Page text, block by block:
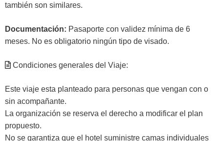
también son similares.
Documentación: Pasaporte con validez mínima de 6
meses. No es obligatorio ningún tipo de visado.
Condiciones generales del Viaje:
Este viaje esta planteado para personas que vengan con o
sin acompañante.
La organización se reserva el derecho a modificar el plan
propuesto.
No se garantiza que el hotel suministre camas individuales